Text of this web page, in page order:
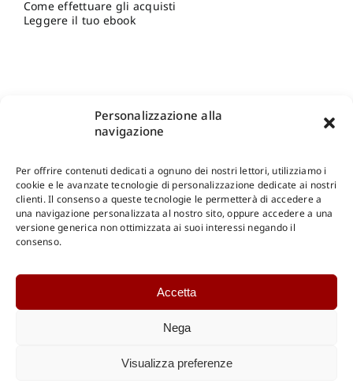
Personalizzazione alla
navigazione
Per offrire contenuti dedicati a ognuno dei nostri lettori, utilizziamo i
cookie e le avanzate tecnologie di personalizzazione dedicate ai nostri
clienti. Il consenso a queste tecnologie le permetterà di accedere a
una navigazione personalizzata al nostro sito, oppure accedere a una
versione generica non ottimizzata ai suoi interessi negando il
consenso.
Accetta
Nega
Visualizza preferenze
Come effettuare gli acquisti
Leggere il tuo ebook
Shop Gangemi Editore-Pagamenti Sicuri e anche Rateali
Catalogo Internazionale
DOWNLOAD
Catalogo Internazionale